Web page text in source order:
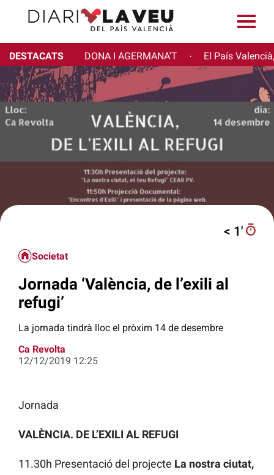
DESTACATS DONA I AGERMANA'T · El País
< 1′
Societat
Jornada ‘València, de l’exili al
refugi’
La jornada tindrà lloc el pròxim 14 de desembre
Ca Revolta
12/12/2019 12:25
Jornada
VALÈNCIA. DE L’EXILI AL REFUGI
11.30h Presentació del projecte La nostra ciutat,